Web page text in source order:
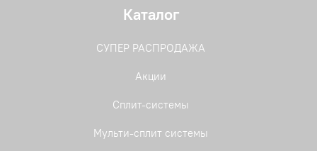
Каталог
СУПЕР РАСПРОДАЖА
Акции
Сплит-системы
Мульти-сплит системы